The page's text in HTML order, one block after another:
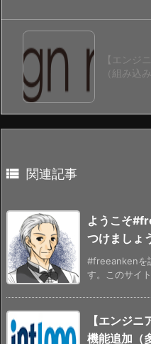
【エンジ
（組み込み
 関連記事
ようこそ
つけましょ
#freeankenを
す。このサイ
【エンジ
機能追加（